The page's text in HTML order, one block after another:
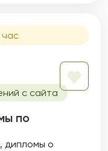
час
с сайта
по
дипломы о